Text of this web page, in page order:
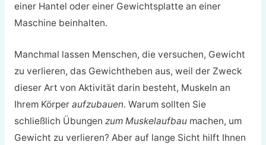
einer Hantel oder einer Gewichtsplatte an einer
Maschine beinhalten.
Manchmal lassen Menschen, die versuchen, Gewicht
zu verlieren, das Gewichtheben aus, weil der Zweck
dieser Art von Aktivität darin besteht, Muskeln an
Ihrem Körper aufzubauen. Warum sollten Sie
schließlich Übungen zum Muskelaufbaumachen, um
Gewicht zu verlieren? Aber auf lange Sicht hilft Ihnen